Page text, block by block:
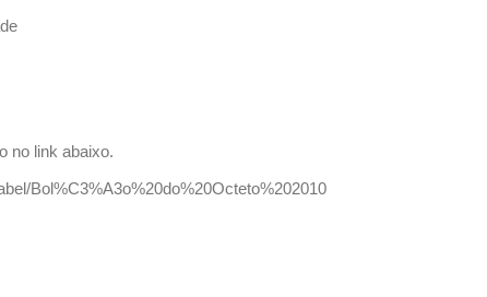
no link abaixo.
Bol%C3%A3o%20do%20Octeto%202010